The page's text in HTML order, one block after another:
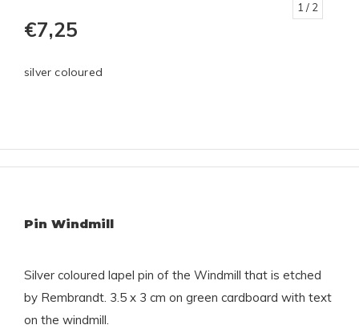
1 / 2
€7,25
silver coloured
Pin Windmill
Silver coloured lapel pin of the Windmill that is etched
by Rembrandt. 3.5 x 3 cm on green cardboard with text
on the windmill.